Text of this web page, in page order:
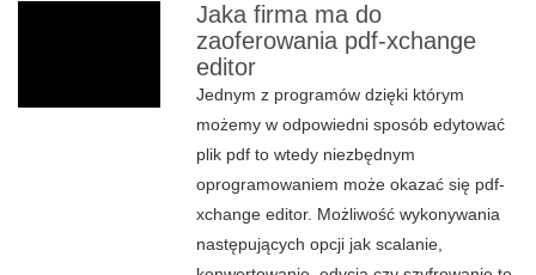
Jaka firma ma do
zaoferowania pdf-xchange
editor
Jednym z programów dzięki którym
możemy w odpowiedni sposób edytować
plik pdf to wtedy niezbędnym
oprogramowaniem może okazać się pdf-
xchange editor. Możliwość wykonywania
następujących opcji jak scalanie,